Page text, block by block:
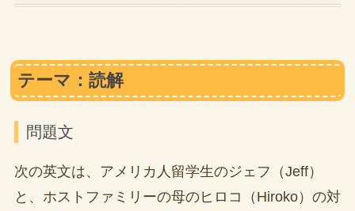
テーマ：読解
問題文
次の英文は、アメリカ人留学生のジェフ（Jeff）
と、ホストファミリーの母のヒロコ（Hiroko）の対